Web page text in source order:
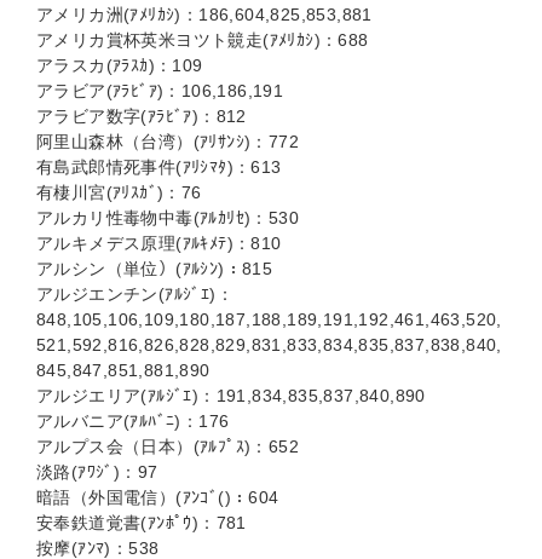
アメリカ洲(ｱﾒﾘｶｼ)：186,604,825,853,881
アメリカ賞杯英米ヨツト竸走(ｱﾒﾘｶｼ)：688
アラスカ(ｱﾗｽｶ)：109
アラビア(ｱﾗﾋﾞｱ)：106,186,191
アラビア数字(ｱﾗﾋﾞｱ)：812
阿里山森林（台湾）(ｱﾘｻﾝｼ)：772
有島武郎情死事件(ｱﾘｼﾏﾀ)：613
有棲川宮(ｱﾘｽｶﾞ)：76
アルカリ性毒物中毒(ｱﾙｶﾘｾ)：530
アルキメデス原理(ｱﾙｷﾒﾃ)：810
アルシン（単位）(ｱﾙｼﾝ)：815
アルジエンチン(ｱﾙｼﾞｴ)：
848,105,106,109,180,187,188,189,191,192,461,463,520,
521,592,816,826,828,829,831,833,834,835,837,838,840,
845,847,851,881,890
アルジエリア(ｱﾙｼﾞｴ)：191,834,835,837,840,890
アルバニア(ｱﾙﾊﾞﾆ)：176
アルプス会（日本）(ｱﾙﾌﾟｽ)：652
淡路(ｱﾜｼﾞ)：97
暗語（外国電信）(ｱﾝｺﾞ()：604
安奉鉄道覚書(ｱﾝﾎﾟｳ)：781
按摩(ｱﾝﾏ)：538